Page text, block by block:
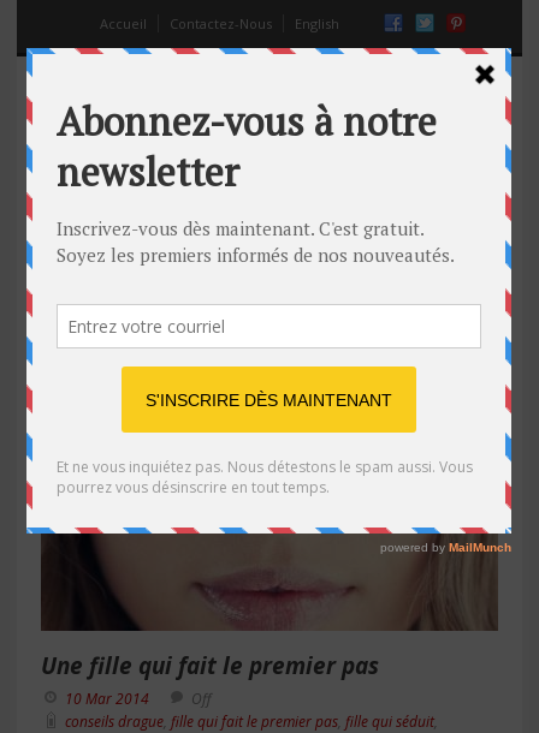
Accueil Contactez-Nous English
fille qui fait le premier pas
Une fille qui fait le premier pas
10 Mar 2014
Off
conseils drague fille qui fait le premier pas fille qui séduit